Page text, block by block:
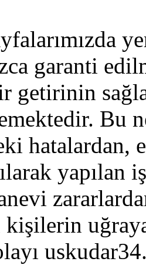
garanti
getirinin
Bu
hatalardan,
yapılan
kişilerin